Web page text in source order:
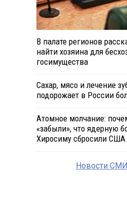
В палате регионов
найти хозяина для
госимущества
Сахар, мясо и лечение
подорожает в России
Атомное молчание:
«забыли», что ядерную
Хиросиму сбросили США
Новости